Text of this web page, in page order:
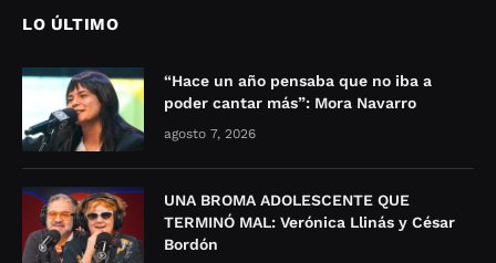
LO ÚLTIMO
“Hace un año pensaba que no iba a
poder cantar más”: Mora Navarro
agosto 7, 2026
UNA BROMA ADOLESCENTE QUE
TERMINÓ MAL: Verónica Llinás y César
Bordón